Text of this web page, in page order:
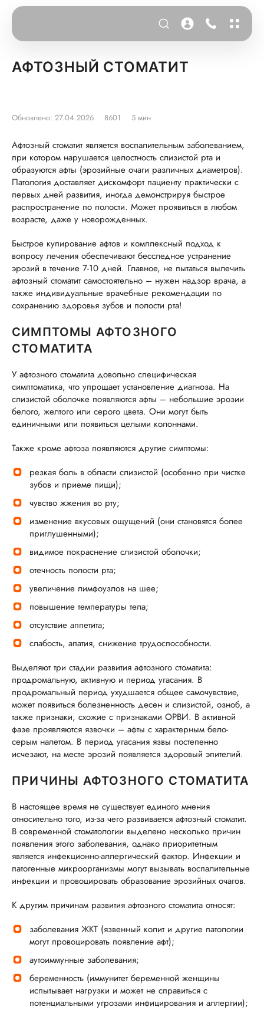
АФТОЗНЫЙ СТОМАТИТ
Обновлено: 27.04.2026 8601 5 мин
Афтозный стоматит является воспалительным заболеванием,
при котором нарушается целостность слизистой рта и
образуются афты (эрозийные очаги различных диаметров).
Патология доставляет дискомфорт пациенту практически с
первых дней развития, иногда демонстрируя быстрое
распространение по полости. Может проявиться в любом
возрасте, даже у новорожденных.
Быстрое купирование афтов и комплексный подход к
вопросу лечения обеспечивают бесследное устранение
эрозий в течение 7-10 дней. Главное, не пытаться вылечить
афтозный стоматит самостоятельно – нужен надзор врача, а
также индивидуальные врачебные рекомендации по
сохранению здоровья зубов и полости рта!
СИМПТОМЫ АФТОЗНОГО
СТОМАТИТА
У афтозного стоматита довольно специфическая
симптоматика, что упрощает установление диагноза. На
слизистой оболочке появляются афты – небольшие эрозии
белого, желтого или серого цвета. Они могут быть
единичными или появиться целыми колоннами.
Также кроме афтоза появляются другие симптомы:
резкая боль в области слизистой (особенно при чистке
зубов и приеме пищи);
чувство жжения во рту;
изменение вкусовых ощущений (они становятся более
приглушенными);
видимое покраснение слизистой оболочки;
отечность полости рта;
увеличение лимфоузлов на шее;
повышение температуры тела;
отсутствие аппетита;
слабость, апатия, снижение трудоспособности.
Выделяют три стадии развития афтозного стоматита:
продромальную, активную и период угасания. В
продромальный период ухудшается общее самочувствие,
может появиться болезненность десен и слизистой, озноб, а
также признаки, схожие с признаками ОРВИ. В активной
фазе проявляются язвочки – афты с характерным бело-
серым налетом. В период угасания язвы постепенно
исчезают, на месте эрозий появляется здоровый эпителий.
ПРИЧИНЫ АФТОЗНОГО СТОМАТИТА
В настоящее время не существует единого мнения
относительно того, из-за чего развивается афтозный стоматит.
В современной стоматологии выделено несколько причин
появления этого заболевания, однако приоритетным
является инфекционно-аллергический фактор. Инфекции и
патогенные микроорганизмы могут вызывать воспалительные
инфекции и провоцировать образование эрозийных очагов.
К другим причинам развития афтозного стоматита относят:
заболевания ЖКТ (язвенный колит и другие патологии
могут провоцировать появление афт);
аутоиммунные заболевания;
беременность (иммунитет беременной женщины
испытывает нагрузки и может не справиться с
потенциальными угрозами инфицирования и аллергии);